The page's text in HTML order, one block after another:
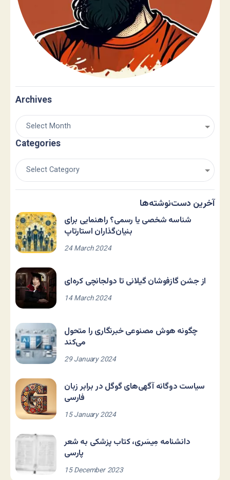
Archives
Categories
آخرین دست‌نوشته‌ها
شناسه شخصی یا رسمی؟ راهنمایی برای
بنیان‌گذاران استارتاپ
24 March 2024
از جشن گازفوشان گیلانی تا دولجانچی کره‌ای
14 March 2024
چگونه هوش مصنوعی خبرنگاری را متحول
می‌کند
29 January 2024
سیاست دوگانه آگهی‌های گوگل در برابر زبان
فارسی
15 January 2024
دانشنامه مِیسَری، کتاب پزشکی به شعر
پارسی
15 December 2023